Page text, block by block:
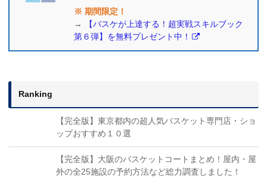
※ 期間限定！
→
【バスケが上達する！超実戦スキルブック
第６弾】を無料プレゼント中！
Ranking
【完全版】東京都内の超人気バスケット専門店・ショ
ップおすすめ１０選
【完全版】大阪のバスケットコートまとめ！屋内・屋
外の全25施設の予約方法など総力調査しました！